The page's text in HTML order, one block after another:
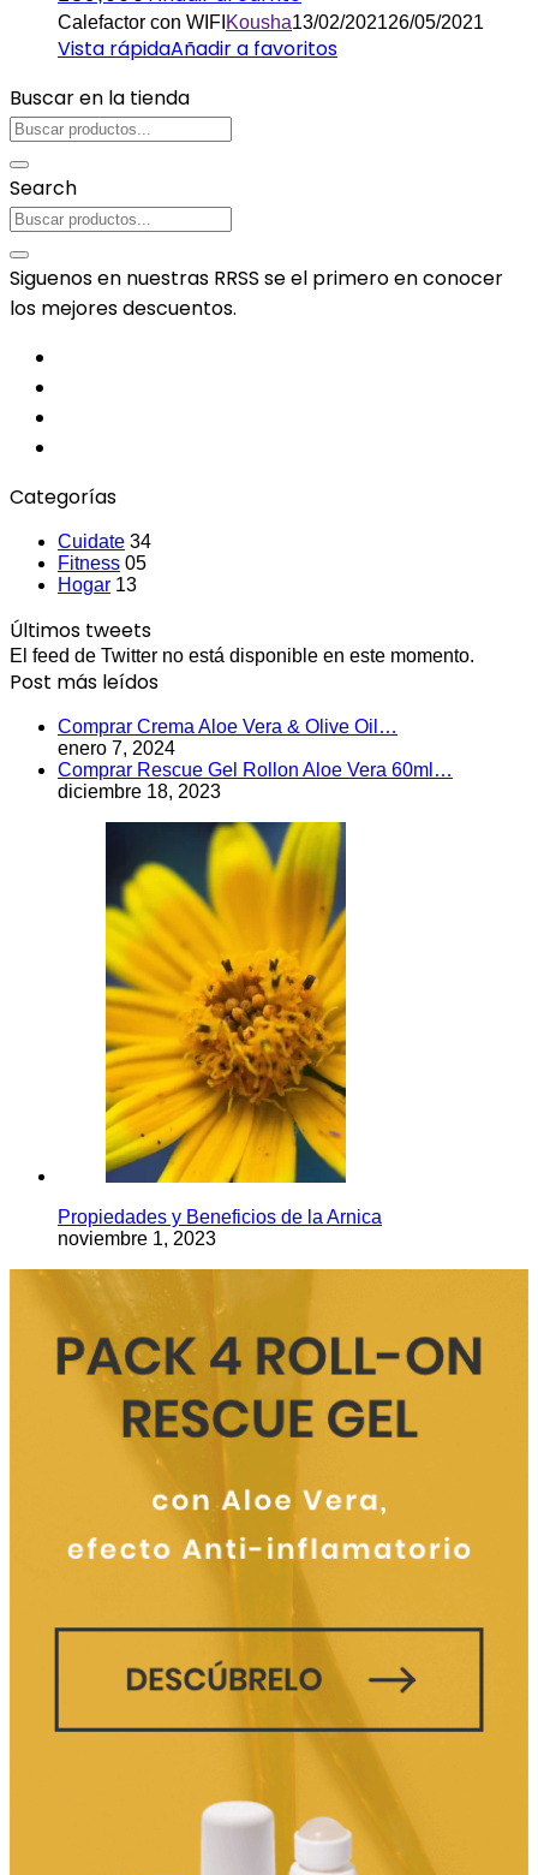
Calefactor con WIFI Kousha13/02/202126/05/2021
Vista rápidaAñadir a favoritos
Buscar en la tienda
Search
Siguenos en nuestras RRSS se el primero en conocer
los mejores descuentos.
Categorías
Cuidate 34
Fitness 05
Hogar 13
Últimos tweets
El feed de Twitter no está disponible en este momento.
Post más leídos
Comprar Crema Aloe Vera & Olive Oil…
enero 7, 2024
Comprar Rescue Gel Rollon Aloe Vera 60ml…
diciembre 18, 2023
Propiedades y Beneficios de la Arnica
noviembre 1, 2023